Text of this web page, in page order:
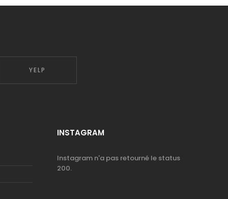
YELP
INSTAGRAM
Instagram n'a pas retourné le status
200.